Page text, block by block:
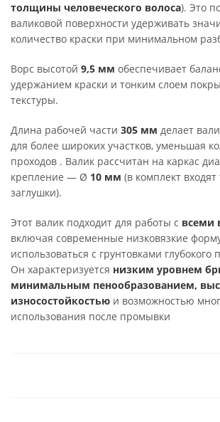
толщины человеческого волоса). Это
валиковой поверхности удерживать
количество краски при минимальном
Ворс высотой 9,5 мм обеспечивает
удержанием краски и тонким слоем
текстуры.
Длина рабочей части 305 мм делает
для более широких участков, уменьшая
проходов . Валик рассчитан на каркас
крепление — Ø 10 мм (в комплект
заглушки).
Этот валик подходит для работы с всеми
включая современные низковязкие
использоваться с грунтовками глубокого
Он характеризуется низким уровнем
минимальным пенообразованием,
износостойкостью и возможностью
использования после промывки